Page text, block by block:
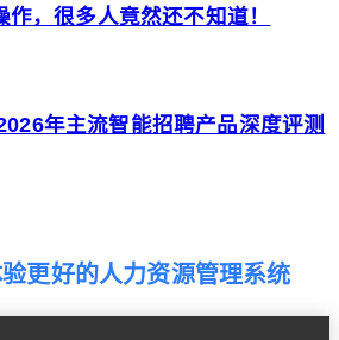
，很多人竟然还不知道！
年主流智能招聘产品深度评测
更好的人力资源管理系统